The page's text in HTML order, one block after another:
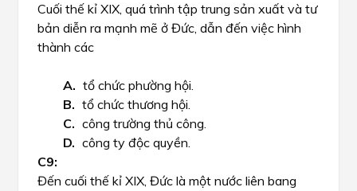
Cuối thế kỉ XIX, quá trình tập trung sản xuất và tư
bản diễn ra mạnh mẽ ở Đức, dẫn đến việc hình
thành các
tổ chức phường hội.
tổ chức thương hội.
công trường thủ công.
công ty độc quyền.
Đến cuối thế kỉ XIX, Đức là một nước liên bang